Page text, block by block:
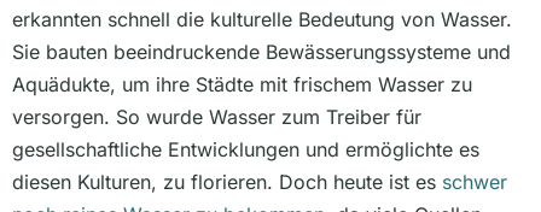
erkannten schnell die kulturelle Bedeutung von Wasser.
Sie bauten beeindruckende Bewässerungssysteme und
Aquädukte, um ihre Städte mit frischem Wasser zu
versorgen. So wurde Wasser zum Treiber für
gesellschaftliche Entwicklungen und ermöglichte es
diesen Kulturen, zu florieren. Doch heute ist es schwer